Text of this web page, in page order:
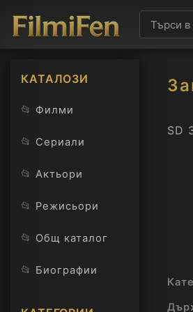
КАТАЛОЗИ
📂 Филми
📂 Сериали
📂 Актьори
📂 Режисьори
📂 Общ каталог
📂 Биографии
SD